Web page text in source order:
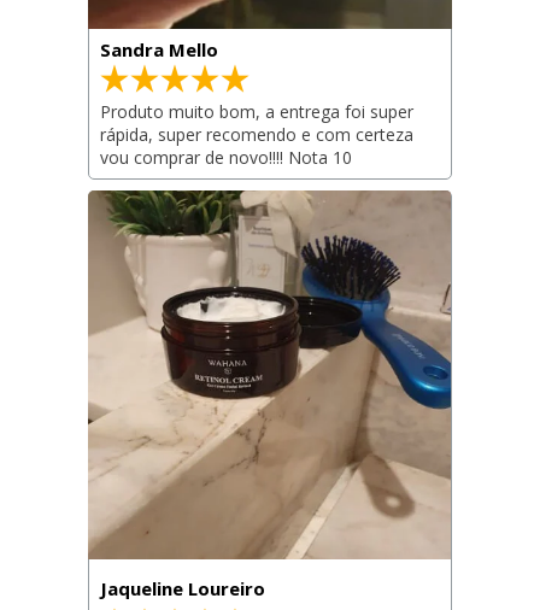
Produto muito bom, a entrega foi super
rápida, super recomendo e com certeza
vou comprar de novo!!!! Nota 10
Sandra Mello
Jaqueline Loureiro